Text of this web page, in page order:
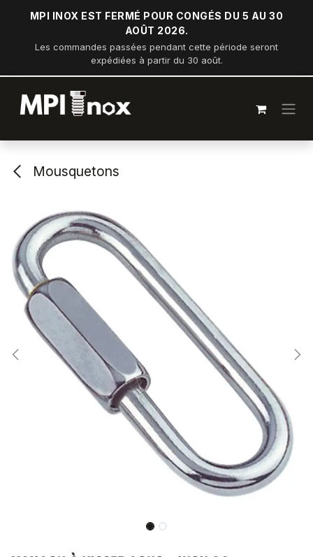
Se rendre au contenu
MPI INOX EST FERMÉ POUR CONGÉS DU 5 AU 30
AOÛT 2026.
Les commandes passées pendant cette période seront
expédiées à partir du 30 août.
Mousquetons